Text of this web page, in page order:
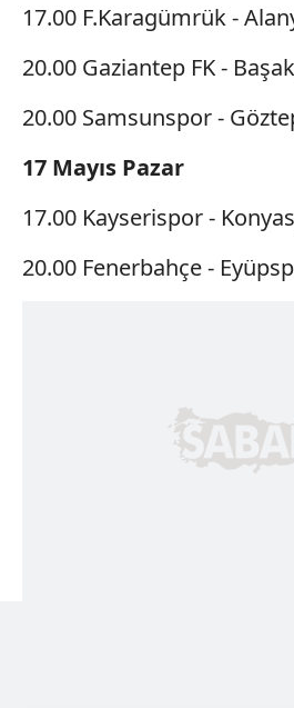
17.00 F.Karagümrük -
20.00 Gaziantep FK -
20.00 Samsunspor -
17 Mayıs Pazar
17.00 Kayserispor -
20.00 Fenerbahçe -